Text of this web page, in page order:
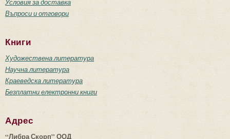
Условия за доставка
Въпроси и отговори
Книги
Художествена литература
Научна литература
Краеведска литература
Безплатни електронни книги
Адрес
“Либра Скорп” ООД